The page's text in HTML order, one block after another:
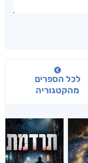
לכל הספרים
מהקטגוריה